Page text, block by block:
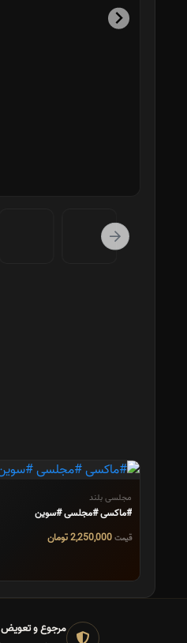
مجلسی بلند
#ماکسی #مجلسی #سوین
قیمت
مرجوع و تعویض